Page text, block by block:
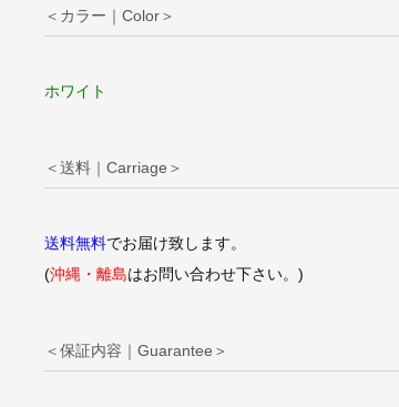
＜カラー｜Color＞
ホワイト
＜送料｜Carriage＞
送料無料でお届け致します。
(沖縄・離島はお問い合わせ下さい。)
＜保証内容｜Guarantee＞